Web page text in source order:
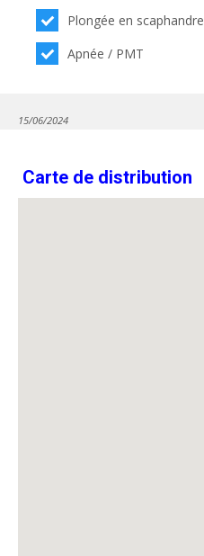
Plongée en scaphandre
Apnée / PMT
15/06/2024
Carte de distribution